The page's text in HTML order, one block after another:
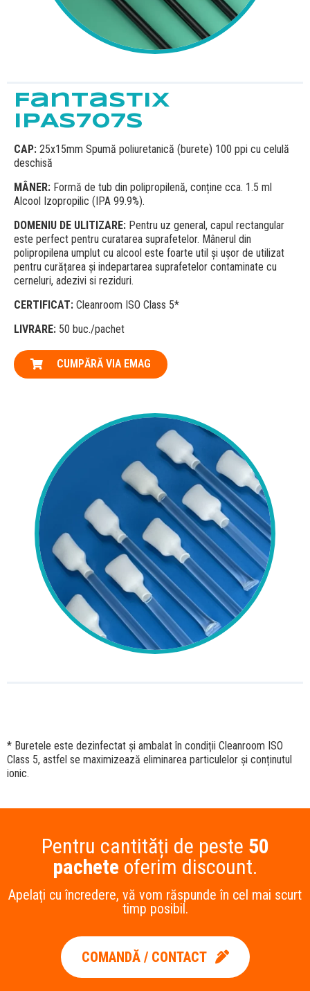
Fantastix
IPAS707S
CAP: 25x15mm Spumă poliuretanică (burete) 100 ppi cu celulă
deschisă
MÂNER: Formă de tub din polipropilenă, conține cca. 1.5 ml
Alcool Izopropilic (IPA 99.9%).
DOMENIU DE ULITIZARE: Pentru uz general, capul rectangular
este perfect pentru curatarea suprafetelor. Mânerul din
polipropilena umplut cu alcool este foarte util și ușor de utilizat
pentru curățarea și indepartarea suprafetelor contaminate cu
cerneluri, adezivi si reziduri.
CERTIFICAT: Cleanroom ISO Class 5*
LIVRARE: 50 buc./pachet
CUMPĂRĂ VIA EMAG
* Buretele este dezinfectat și ambalat în condiții Cleanroom ISO
Class 5, astfel se maximizează eliminarea particulelor și conținutul
ionic.
Pentru cantități de peste 50
pachete oferim discount.
Apelați cu încredere, vă vom răspunde în cel mai scurt
timp posibil.
COMANDĂ / CONTACT